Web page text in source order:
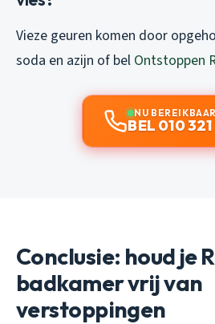
Vieze geuren komen door
soda en azijn of bel Ontstoppen
NU BEREIKBAAR
BEL 010
Conclusie: houd je
badkamer vrij van
verstoppingen